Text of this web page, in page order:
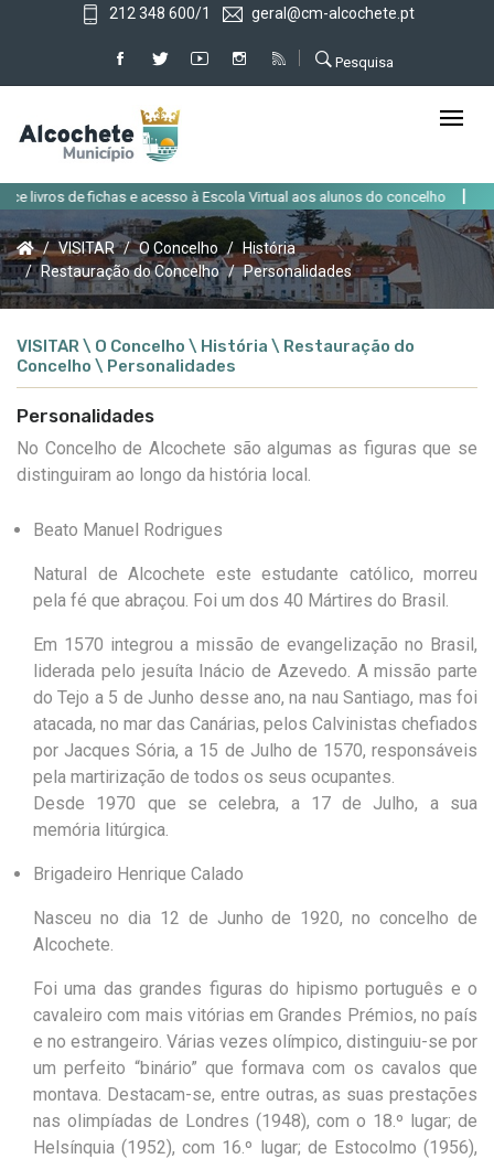
212 348 600/1 geral@cm-alcochete.pt
Pesquisa
fichas e acesso à Escola Virtual aos alunos do concelho | Alteração
VISITAR O Concelho
História
Restauração do Concelho
Personalidades
VISITAR \ O Concelho \ História \ Restauração do
Concelho \ Personalidades
Personalidades
No Concelho de Alcochete são algumas as figuras que se
distinguiram ao longo da história local.
Beato Manuel Rodrigues
Natural de Alcochete este estudante católico, morreu
pela fé que abraçou. Foi um dos 40 Mártires do Brasil.
Em 1570 integrou a missão de evangelização no Brasil,
liderada pelo jesuíta Inácio de Azevedo. A missão parte
do Tejo a 5 de Junho desse ano, na nau Santiago, mas foi
atacada, no mar das Canárias, pelos Calvinistas chefiados
por Jacques Sória, a 15 de Julho de 1570, responsáveis
pela martirização de todos os seus ocupantes.
Desde 1970 que se celebra, a 17 de Julho, a sua
memória litúrgica.
Brigadeiro Henrique Calado
Nasceu no dia 12 de Junho de 1920, no concelho de
Alcochete.
Foi uma das grandes figuras do hipismo português e o
cavaleiro com mais vitórias em Grandes Prémios, no país
e no estrangeiro. Várias vezes olímpico, distinguiu-se por
um perfeito “binário” que formava com os cavalos que
montava. Destacam-se, entre outras, as suas prestações
nas olimpíadas de Londres (1948), com o 18.º lugar; de
Helsínquia (1952), com 16.º lugar; de Estocolmo (1956),